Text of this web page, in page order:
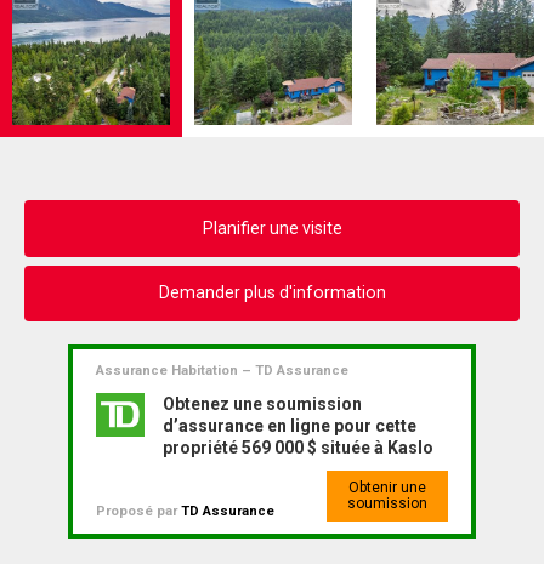
Planifier une visite
Demander plus d'information
Assurance Habitation – TD Assurance
Obtenez une soumission
d’assurance en ligne pour cette
propriété 569 000 $ située à Kaslo
Proposé parTD Assurance
Obtenir une
soumission